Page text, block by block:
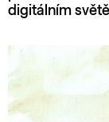
digitálním